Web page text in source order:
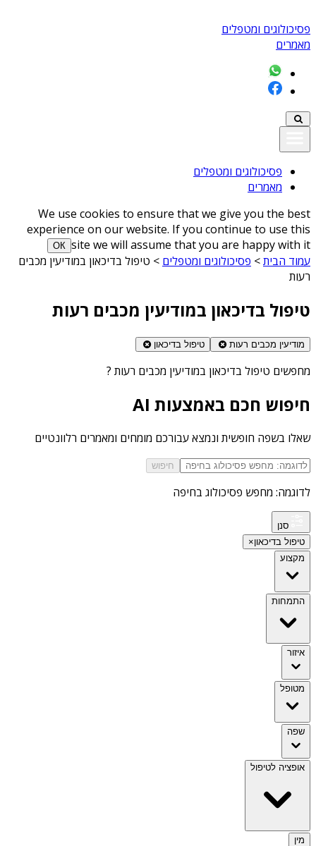
פסיכולוגים ומטפלים
מאמרים
פסיכולוגים ומטפלים
מאמרים
We use cookies to ensure that we give you the best
experience on our website. If you continue to use this
site we will assume that you are happy with it
ОК
עמוד הבית> פסיכולוגים ומטפלים > טיפול בדיכאון במודיעין מכבים
רעות
טיפול בדיכאון במודיעין מכבים רעות
מודיעין מכבים רעות טיפול בדיכאון
מחפשים טיפול בדיכאון במודיעין מכבים רעות ?
חיפוש חכם באמצעות AI
שאלו בשפה חופשית ונמצא עבורכם מומחים ומאמרים רלוונטיים
חיפוש
לדוגמה: מחפש פסיכולוג בחיפה
סנן
טיפול בדיכאון×
מקצוע
התמחות
איזור
מטופל
שפה
אופציה לטיפול
מין